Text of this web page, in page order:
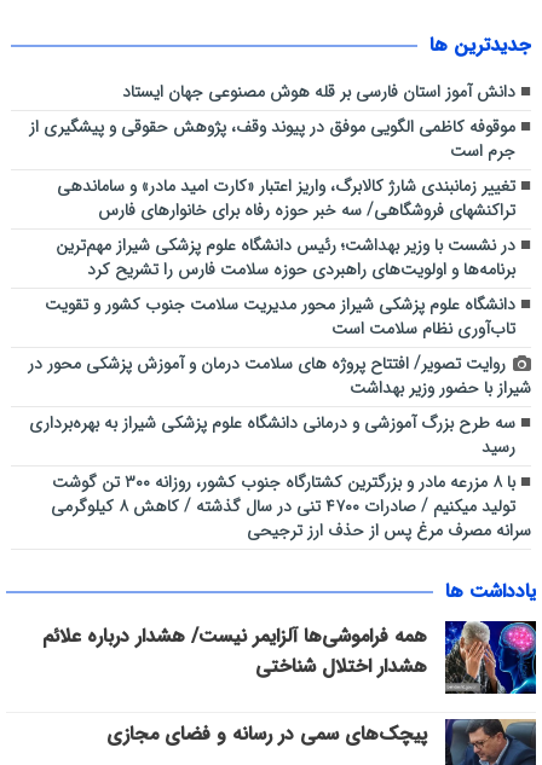
نظارت میدانی کارشناسان دفتر بازرسی و مدیریت عملکرد دانشگاه علوم
پزشکی شیراز بر روند ارائه خدمات سلامت به زائران اربعین حسینی در عراق
جديدترين ها
دانش آموز استان فارسی بر قله هوش مصنوعی جهان ایستاد
موقوفه کاظمی الگویی موفق در پیوند وقف، پژوهش حقوقی و پیشگیری از
جرم است
تغییر زمانبندی شارژ کالابرگ، واریز اعتبار «کارت امید مادر» و ساماندهی
تراکنشهای فروشگاهی/ سه خبر حوزه رفاه برای خانوارهای فارس
در نشست با وزیر بهداشت؛ رئیس دانشگاه علوم پزشکی شیراز مهم‌ترین
برنامه‌ها و اولویت‌های راهبردی حوزه سلامت فارس را تشریح کرد
دانشگاه علوم پزشکی شیراز محور مدیریت سلامت جنوب کشور و تقویت
تاب‌آوری نظام سلامت است
روایت تصویر/ افتتاح پروژه های سلامت درمان و آموزش پزشکی محور در
شیراز با حضور وزیر بهداشت
سه طرح بزرگ آموزشی و درمانی دانشگاه علوم پزشکی شیراز به بهره‌برداری
رسید
با ۸ مزرعه مادر و بزرگترین کشتارگاه جنوب کشور، روزانه ۳۰۰ تن گوشت
تولید میکنیم / صادرات ۴۷۰۰ تنی در سال گذشته / کاهش ۸ کیلوگرمی
سرانه مصرف مرغ پس از حذف ارز ترجیحی
یادداشت ها
همه فراموشی‌ها آلزایمر نیست/ هشدار درباره علائم
هشدار اختلال شناختی
پیچک‌های سمی در رسانه و فضای مجازی